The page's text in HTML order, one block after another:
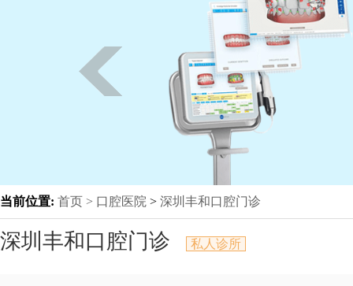
当前位置: 首页 > 口腔医院 > 深圳丰和口腔门诊
深圳丰和口腔门诊 私人诊所